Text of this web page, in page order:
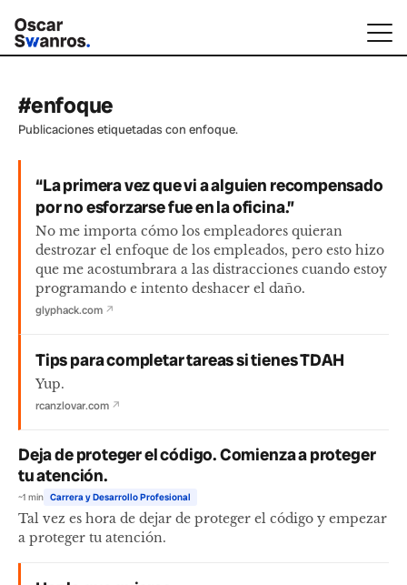
#enfoque
Publicaciones etiquetadas con enfoque.
“La primera vez que vi a alguien recompensado
por no esforzarse fue en la oficina.”
No me importa cómo los empleadores quieran
destrozar el enfoque de los empleados, pero esto hizo
que me acostumbrara a las distracciones cuando estoy
programando e intento deshacer el daño.
glyphack.com ↗
Tips para completar tareas si tienes TDAH
Yup.
rcanzlovar.com ↗
Deja de proteger el código. Comienza a proteger
tu atención.
~1 min Carrera y Desarrollo Profesional
Tal vez es hora de dejar de proteger el código y empezar
a proteger tu atención.